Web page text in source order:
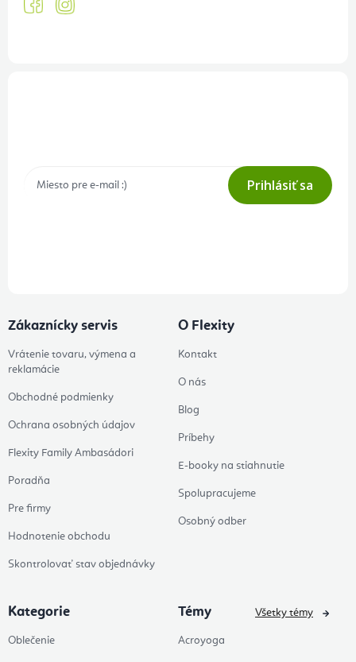
Prihlásiť sa
Zákaznícky servis
Vrátenie tovaru, výmena a
reklamácie
Obchodné podmienky
Ochrana osobných údajov
Flexity Family Ambasádori
Poradňa
Pre firmy
Hodnotenie obchodu
Skontrolovať stav objednávky
O Flexity
Kontakt
O nás
Blog
Príbehy
E-booky na stiahnutie
Spolupracujeme
Osobný odber
Kategorie
Oblečenie
Témy
Acroyoga
Všetky témy